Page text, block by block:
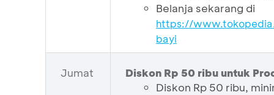
Belanja sekarang di
https://
bayi
Jumat
Diskon Rp 50 ribu untuk
Diskon Rp 50 ribu,